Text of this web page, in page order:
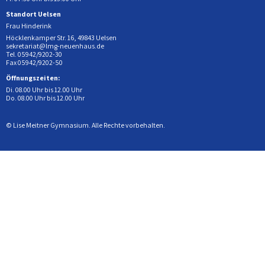
Standort Uelsen
Frau Hinderink
Höcklenkamper Str. 16, 49843 Uelsen
sekretariat@lmg-neuenhaus.de
Tel. 05942/9202-30
Fax 05942/9202-50
Öffnungszeiten:
Di. 08.00 Uhr bis 12.00 Uhr
Do. 08.00 Uhr bis 12.00 Uhr
© Lise Meitner Gymnasium. Alle Rechte vorbehalten.